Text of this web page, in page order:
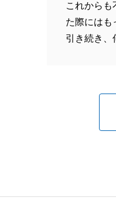
これからも
た際にはも
引き続き、